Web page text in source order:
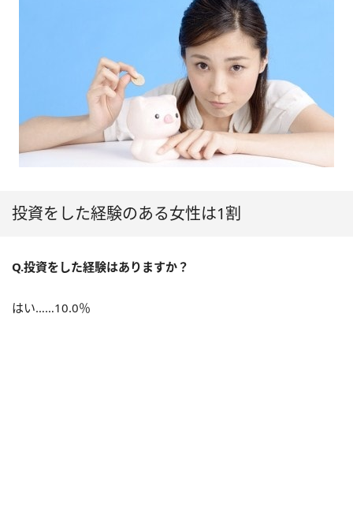
投資をした経験のある女性は1割
Q.投資をした経験はありますか？
はい……10.0％